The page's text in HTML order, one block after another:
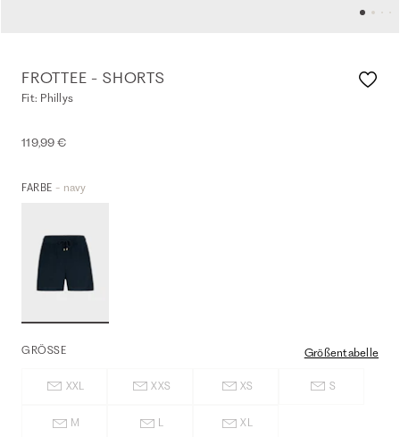
FROTTEE - SHORTS
Fit: Phillys
119,99 €
FARBE - navy
GRÖSSE Größentabelle
XXL XXS XS S
M L XL